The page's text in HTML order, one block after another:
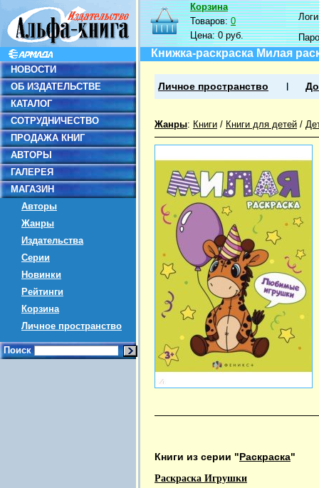
НОВОСТИ
ОБ ИЗДАТЕЛЬСТВЕ
КАТАЛОГ
СОТРУДНИЧЕСТВО
ПРОДАЖА КНИГ
АВТОРЫ
ГАЛЕРЕЯ
МАГАЗИН
Авторы
Жанры
Издательства
Серии
Новинки
Рейтинги
Корзина
Личное пространство
Поиск
Корзина
Товаров:0
Цена:0 руб.
Книжка-раскраска Милая
Личное пространство
Жанры: Книги / Книги для детей /
Книги из серии "Раскраска"
Раскраска Игрушки